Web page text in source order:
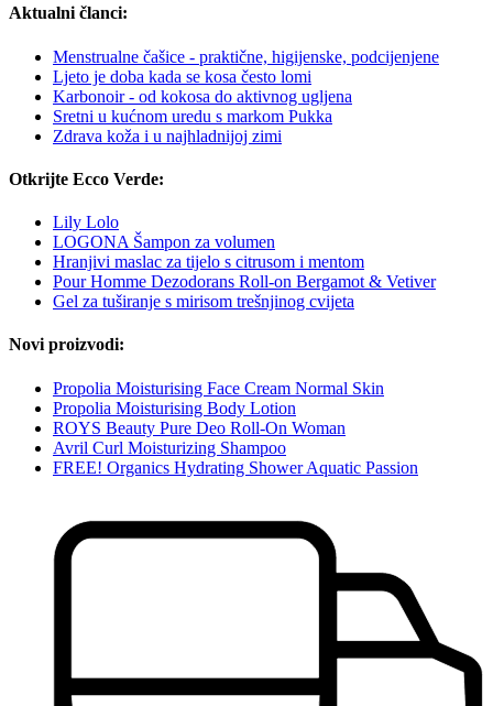
Aktualni članci:
Menstrualne čašice - praktične, higijenske, podcijenjene
Ljeto je doba kada se kosa često lomi
Karbonoir - od kokosa do aktivnog ugljena
Sretni u kućnom uredu s markom Pukka
Zdrava koža i u najhladnijoj zimi
Otkrijte Ecco Verde:
Lily Lolo
LOGONA Šampon za volumen
Hranjivi maslac za tijelo s citrusom i mentom
Pour Homme Dezodorans Roll-on Bergamot & Vetiver
Gel za tuširanje s mirisom trešnjinog cvijeta
Novi proizvodi:
Propolia Moisturising Face Cream Normal Skin
Propolia Moisturising Body Lotion
ROYS Beauty Pure Deo Roll-On Woman
Avril Curl Moisturizing Shampoo
FREE! Organics Hydrating Shower Aquatic Passion